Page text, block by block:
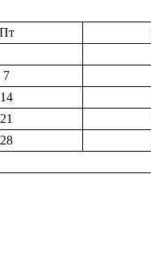
Пт
7
14
21
28